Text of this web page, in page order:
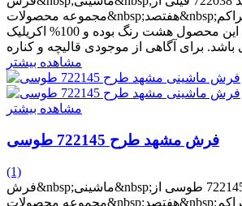
مجموعه محصولات&nbsp;هفتصد&nbsp;شانه بوده که دارای تراکم
طولی 2550 می باشد. این محصول هشت رنگ بوده و 100% اکریلیک
مشاهده بیشتر
مشاهده بیشتر
فرش مشهد طرح 722145 طوسی
(1)
فرش&nbsp;ماشینی&nbsp;مشهد طرح کد 722145 طوسی از
مجموعه محصولات&nbsp;هفتصد&nbsp;شانه بوده که دارای تراکم